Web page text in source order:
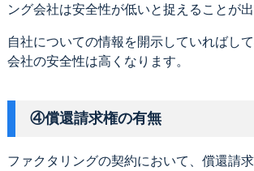
ング会社は安全性が低いと捉えることが出
自社についての情報を開示していればし
会社の安全性は高くなります。
④償還請求権の有無
ファクタリングの契約において、償還請